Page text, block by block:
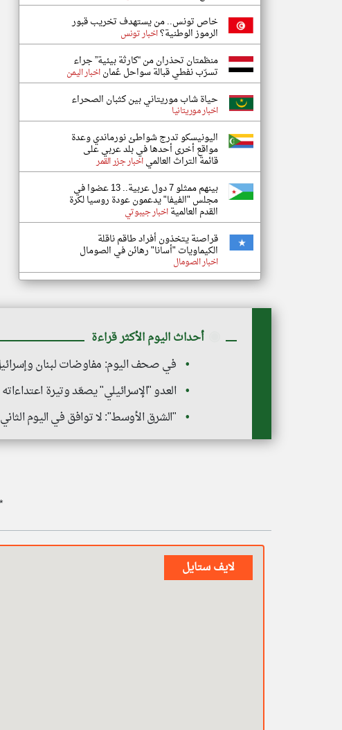
خاص تونس.. من يستهدف تخريب قبور
الرموز الوطنية؟اخبار تونس
منظمتان تحذران من “كارثة بيئية” جراء
تسرّب نفطي قبالة سواحل عُماناخبار اليمن
حياة شاب موريتاني بين كثبان الصحراء
اخبار موريتانيا
اليونيسكو تدرج شواطئ نورماندي وعدة
مواقع أخرى أحدها في بلد عربي على
قائمة التراث العالمياخبار جزر القمر
بينهم ممثلو 7 دول عربية.. 13 عضوا في
مجلس "الفيفا" يدعمون عودة روسيا لكرة
القدم العالميةاخبار جيبوتي
قراصنة يتخذون أفراد طاقم ناقلة
الكيماويات "أسانا" رهائن في الصومال
اخبار الصومال
أحداث اليوم الأكثر قراءة
في صحف اليوم: مفاوضات لبنان
العدو "الإسرائيلي" يصعّد وتيرة
"الشرق الأوسط": لا توافق في اليوم
لايف ستايل